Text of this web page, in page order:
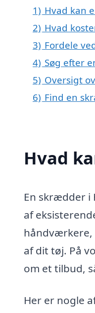
1) Hvad kan
2) Hvad
3) Fordele
4) Søg efter
5) Oversigt
6) Find en
Hvad
En skrædder
af
håndværkere,
af dit tøj. På
om et tilbud,
Her er nogle